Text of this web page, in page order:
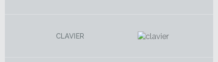
CLAVIER